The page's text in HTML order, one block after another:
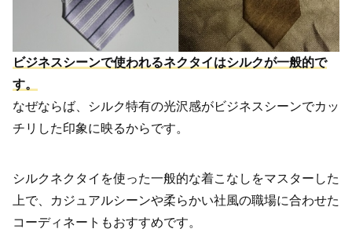
ビジネスシーンで使われるネクタイはシルクが一般的で
す。
なぜならば、シルク特有の光沢感がビジネスシーンでカッ
チリした印象に映るからです。
シルクネクタイを使った一般的な着こなしをマスターした
上で、カジュアルシーンや柔らかい社風の職場に合わせた
コーディネートもおすすめです。